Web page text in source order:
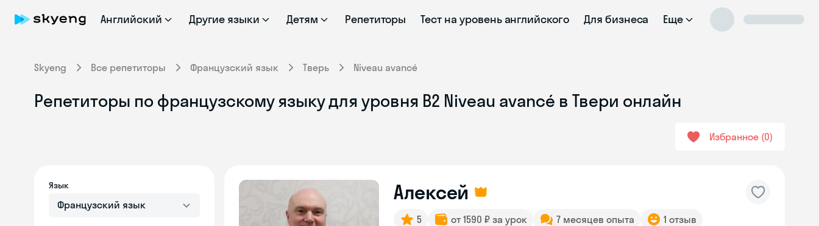
Английский Другие языки Детям Репетиторы Тест на уровень английского Для бизнеса Еще
Skyeng Все репетиторы Французский язык Тверь Niveau avancé
Репетиторы по французскому языку для уровня B2 Niveau avancé в Твери онлайн
Избранное 0
Язык
Французский язык
Алексей
5 от 1590 ₽ за урок 7 месяцев опыта 1 отзыв